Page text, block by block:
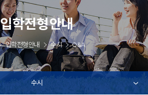
입학전형안내
입학전형안내 수시 Q&A
수시